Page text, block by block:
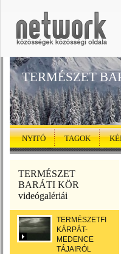
TERMÉSZET
NYITÓ TAGOK
TERMÉSZET
BARÁTI KÖR
videógalériái
KÁRPÁT-
MEDENCE
TÁJAIRÓL